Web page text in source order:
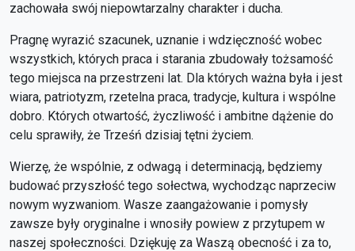
zachowała swój niepowtarzalny charakter i ducha.
Pragnę wyrazić szacunek, uznanie i wdzięczność wobec
wszystkich, których praca i starania zbudowały tożsamość
tego miejsca na przestrzeni lat. Dla których ważna była i jest
wiara, patriotyzm, rzetelna praca, tradycje, kultura i wspólne
dobro. Których otwartość, życzliwość i ambitne dążenie do
celu sprawiły, że Trześń dzisiaj tętni życiem.
Wierzę, że wspólnie, z odwagą i determinacją, będziemy
budować przyszłość tego sołectwa, wychodząc naprzeciw
nowym wyzwaniom. Wasze zaangażowanie i pomysły
zawsze były oryginalne i wnosiły powiew z przytupem w
naszej społeczności. Dziękuję za Waszą obecność i za to,